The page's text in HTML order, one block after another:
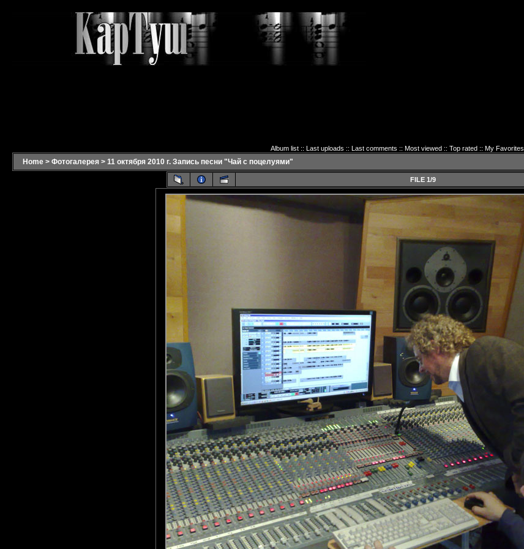
Album list:: Last uploads :: Last comments :: Most viewed:: Top rated:: My Favorites
Home > Фотогалерея > 11 октября 2010 г. Запись песни "Чай с поцелуями"
FILE 1/9